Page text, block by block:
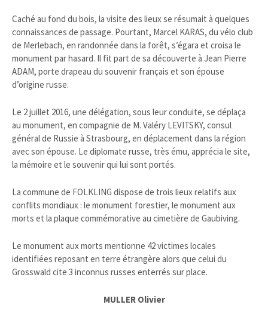
Caché au fond du bois, la visite des lieux se résumait à quelques
connaissances de passage. Pourtant, Marcel KARAS, du vélo club
de Merlebach, en randonnée dans la forêt, s’égara et croisa le
monument par hasard. Il fit part de sa découverte à Jean Pierre
ADAM, porte drapeau du souvenir français et son épouse
d’origine russe.
Le 2 juillet 2016, une délégation, sous leur conduite, se déplaça
au monument, en compagnie de M. Valéry LEVITSKY, consul
général de Russie à Strasbourg, en déplacement dans la région
avec son épouse. Le diplomate russe, très ému, apprécia le site,
la mémoire et le souvenir qui lui sont portés.
La commune de FOLKLING dispose de trois lieux relatifs aux
conflits mondiaux : le monument forestier, le monument aux
morts et la plaque commémorative au cimetière de Gaubiving.
Le monument aux morts mentionne 42 victimes locales
identifiées reposant en terre étrangère alors que celui du
Grosswald cite 3 inconnus russes enterrés sur place.
MULLER Olivier